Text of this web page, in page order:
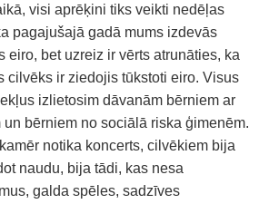
visi aprēķini tiks veikti nedēļas
pagajušajā gadā mums izdevās
eiro, bet uzreiz ir vērts atrunāties, ka
cilvēks ir ziedojis tūkstoti eiro. Visus
izlietosim dāvanām bērniem ar
bērniem no sociālā riska ģimenēm.
notika koncerts, cilvēkiem bija
naudu, bija tādi, kas nesa
galda spēles, sadzīves